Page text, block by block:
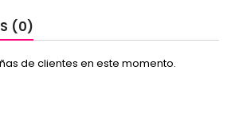
(0)
de clientes en este momento.